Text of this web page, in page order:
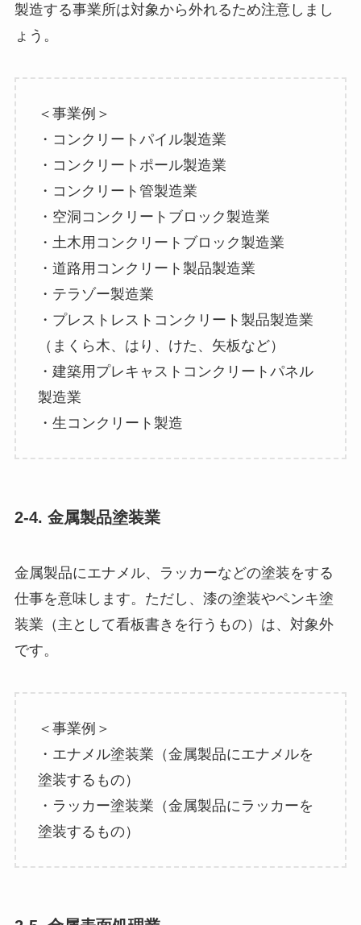
製造する事業所は対象から外れるため注意しまし
ょう。
＜事業例＞
・コンクリートパイル製造業
・コンクリートポール製造業
・コンクリート管製造業
・空洞コンクリートブロック製造業
・土木用コンクリートブロック製造業
・道路用コンクリート製品製造業
・テラゾー製造業
・プレストレストコンクリート製品製造業
（まくら木、はり、けた、矢板など）
・建築用プレキャストコンクリートパネル
製造業
・生コンクリート製造
2-4. 金属製品塗装業
金属製品にエナメル、ラッカーなどの塗装をする
仕事を意味します。ただし、漆の塗装やペンキ塗
装業（主として看板書きを行うもの）は、対象外
です。
＜事業例＞
・エナメル塗装業（金属製品にエナメルを
塗装するもの）
・ラッカー塗装業（金属製品にラッカーを
塗装するもの）